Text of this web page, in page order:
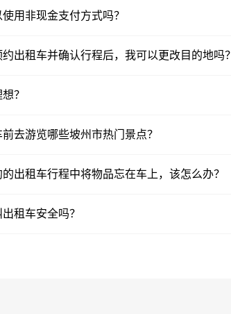
用非现金支付方式吗？
出租车并确认行程后，我可以更改目的地吗？
？
去游览哪些坡州市热门景点？
出租车行程中将物品忘在车上，该怎么办？
租车安全吗？